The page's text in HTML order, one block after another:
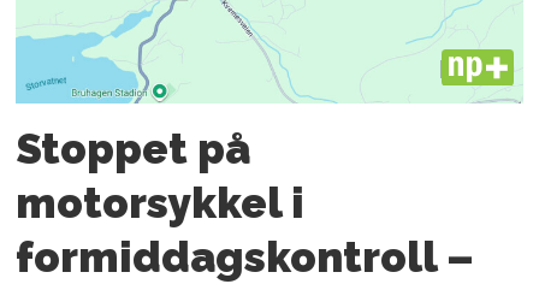
PLUS
Stoppet på
motorsykkel i
formiddagskontroll –